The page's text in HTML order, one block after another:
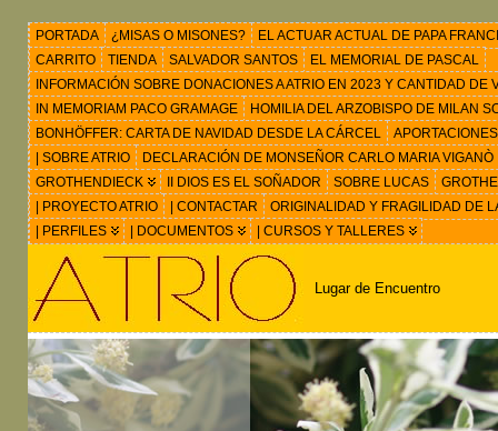
PORTADA ¿MISAS O MISONES?
EL ACTUAR ACTUAL DE PAPA
CARRITO
TIENDA SALVADOR SANTOS
EL MEMORIAL DE PASCAL
INFORMACIÓN SOBRE DONACIONES A ATRIO EN 2023 Y CANTIDAD
IN MEMORIAM PACO GRAMAGE
HOMILIA DEL ARZOBISPO DE MILAN
BONHÖFFER: CARTA DE NAVIDAD DESDE LA CÁRCEL
| SOBRE ATRIO
DECLARACIÓN DE MONSEÑOR CARLO MARIA VIGANÒ
GROTHENDIECK
II DIOS ES EL SOÑADOR SOBRE LUCAS
| PROYECTO ATRIO
| CONTACTAR
ORIGINALIDAD Y FRAGILIDAD DE
| PERFILES
| DOCUMENTOS | CURSOS Y TALLERES
Lugar de Encuentro